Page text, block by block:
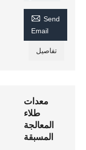
 Send
Email
تفاصيل
معدات
طلاء
المعالجة
المسبقة